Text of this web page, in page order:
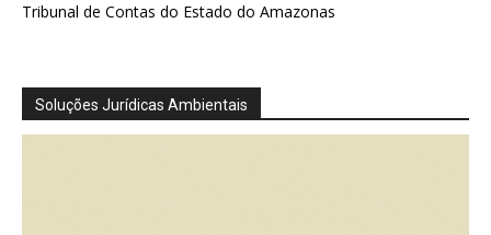
Tribunal de Contas do Estado do Amazonas
Soluções Jurídicas Ambientais